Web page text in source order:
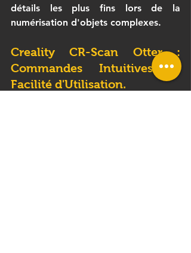
détails les plus fins lors de la
numérisation d'objets complexes.
Creality CR-Scan Otter :
Commandes Intuitives et
Facilité d'Utilisation.